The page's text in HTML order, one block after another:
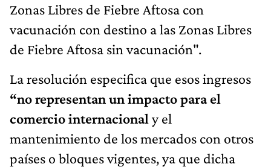
Zonas Libres de Fiebre Aftosa con
vacunación con destino a las Zonas Libres
de Fiebre Aftosa sin vacunación".
La resolución especifica que esos ingresos
“no representan un impacto para el
comercio internacional y el
mantenimiento de los mercados con otros
países o bloques vigentes, ya que dicha